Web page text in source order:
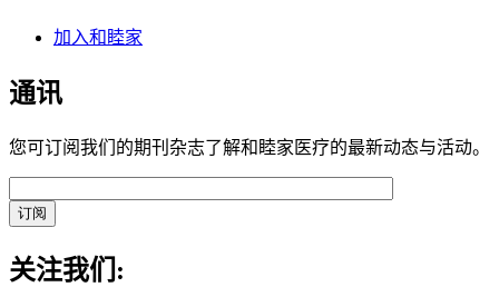
加入和睦家
通讯
您可订阅我们的期刊杂志了解和睦家医疗的最新动态与活动。
关注我们: